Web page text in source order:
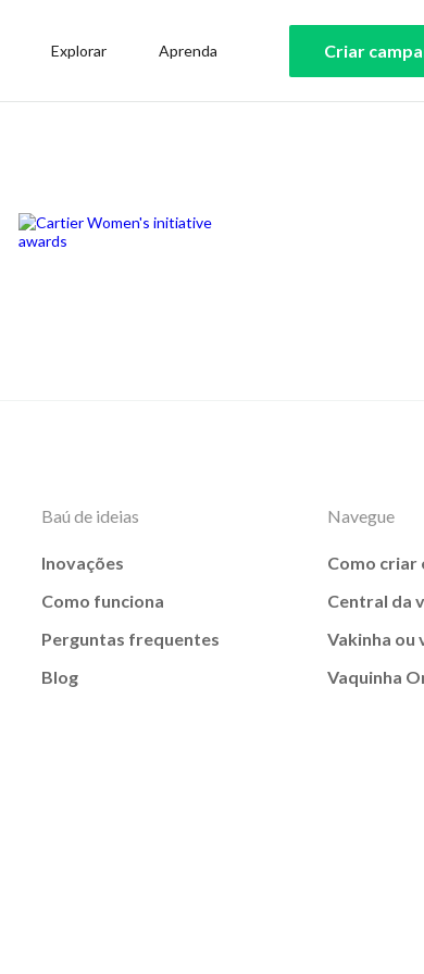
Explorar Aprenda Criar
Baú de ideias
Inovações
Como funciona
Perguntas frequentes
Blog
Navegue
Como criar
Central da
Vakinha ou
Vaquinha